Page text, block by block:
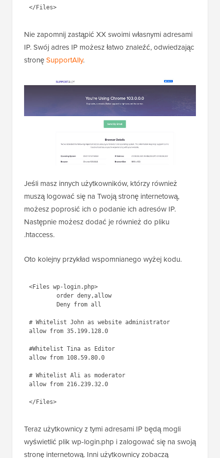
8
1
0
1
1
#whitelist some other user's IP
</Files>
Nie zapomnij zastąpić XX swoimi własnymi adresami
IP. Swój adres IP możesz łatwo znaleźć, odwiedzając
Jeśli masz innych użytkowników, którzy również
możesz poprosić ich o podanie ich adresów IP.
.htaccess.
1
2
3
4
7
8
<Files wp-login.php>
order deny,allow
Deny from all
administrator
#Whitelist Tina as Editor
allow from 108.59.80.0